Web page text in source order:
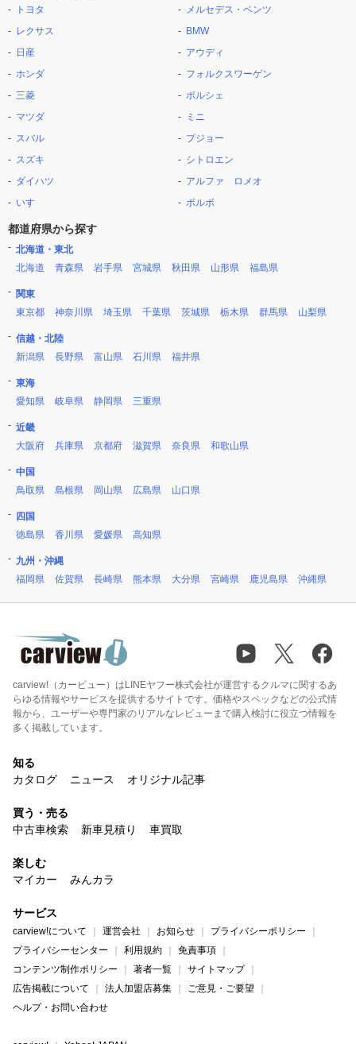
トヨタ
レクサス
日産
ホンダ
三菱
マツダ
スバル
スズキ
ダイハツ
いすゞ
メルセデス・ベンツ
BMW
アウディ
フォルクスワーゲン
ポルシェ
ミニ
プジョー
シトロエン
アルファ ロメオ
ボルボ
都道府県から探す
北海道・東北
北海道
青森県 岩手県 宮城県 秋田県 山形県 福島県
関東
東京都
神奈川県 埼玉県 千葉県 茨城県 栃木県 群馬県 山梨県
信越・北陸
新潟県
長野県 富山県 石川県 福井県
東海
愛知県
岐阜県 静岡県 三重県
近畿
大阪府
兵庫県 京都府 滋賀県 奈良県 和歌山県
中国
鳥取県
島根県 岡山県 広島県 山口県
四国
徳島県
香川県 愛媛県 高知県
九州・沖縄
福岡県
佐賀県 長崎県 熊本県 大分県 宮崎県 鹿児島県 沖縄県
carview!（カービュー）はLINEヤフー株式会社が運営するクルマに関するあ
らゆる情報やサービスを提供するサイトです。価格やスペックなどの公式情
報から、ユーザーや専門家のリアルなレビューまで購入検討に役立つ情報を
多く掲載しています。
知る
カタログ
ニュース オリジナル記事
買う・売る
中古車検索
新車見積り 車買取
楽しむ
マイカー
みんカラ
サービス
carview!について 運営会社 お知らせ
プライバシーポリシー
プライバシーセンター
利用規約
免責事項
コンテンツ制作ポリシー
著者一覧
サイトマップ
広告掲載について
法人加盟店募集
ご意見・ご要望
ヘルプ・お問い合わせ